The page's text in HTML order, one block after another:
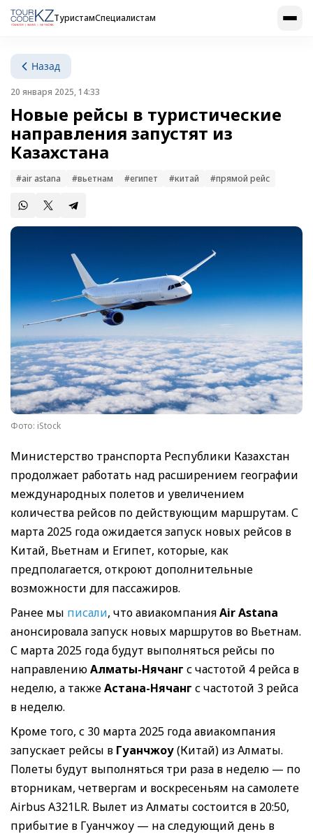
ТуристамСпециалистам
Назад
20 января 2025, 14:33
Новые рейсы в туристические
направления запустят из
Казахстана
#air astana #вьетнам #египет #китай #прямой рейс
Фото: iStock
Министерство транспорта Республики Казахстан
продолжает работать над расширением географии
международных полетов и увеличением
количества рейсов по действующим маршрутам. С
марта 2025 года ожидается запуск новых рейсов в
Китай, Вьетнам и Египет, которые, как
предполагается, откроют дополнительные
возможности для пассажиров.
Ранее мы писали, что авиакомпанияAir Astana
анонсировала запуск новых маршрутов во Вьетнам.
С марта 2025 года будут выполняться рейсы по
направлениюАлматы-Нячанг с частотой 4 рейса в
неделю, а такжеАстана-Нячанг с частотой 3 рейса
в неделю.
Кроме того, с 30 марта 2025 года авиакомпания
запускает рейсы в Гуанчжоу(Китай) из Алматы.
Полеты будут выполняться три раза в неделю — по
вторникам, четвергам и воскресеньям на самолете
Airbus A321LR. Вылет из Алматы состоится в 20:50,
прибытие в Гуанчжоу — на следующий день в